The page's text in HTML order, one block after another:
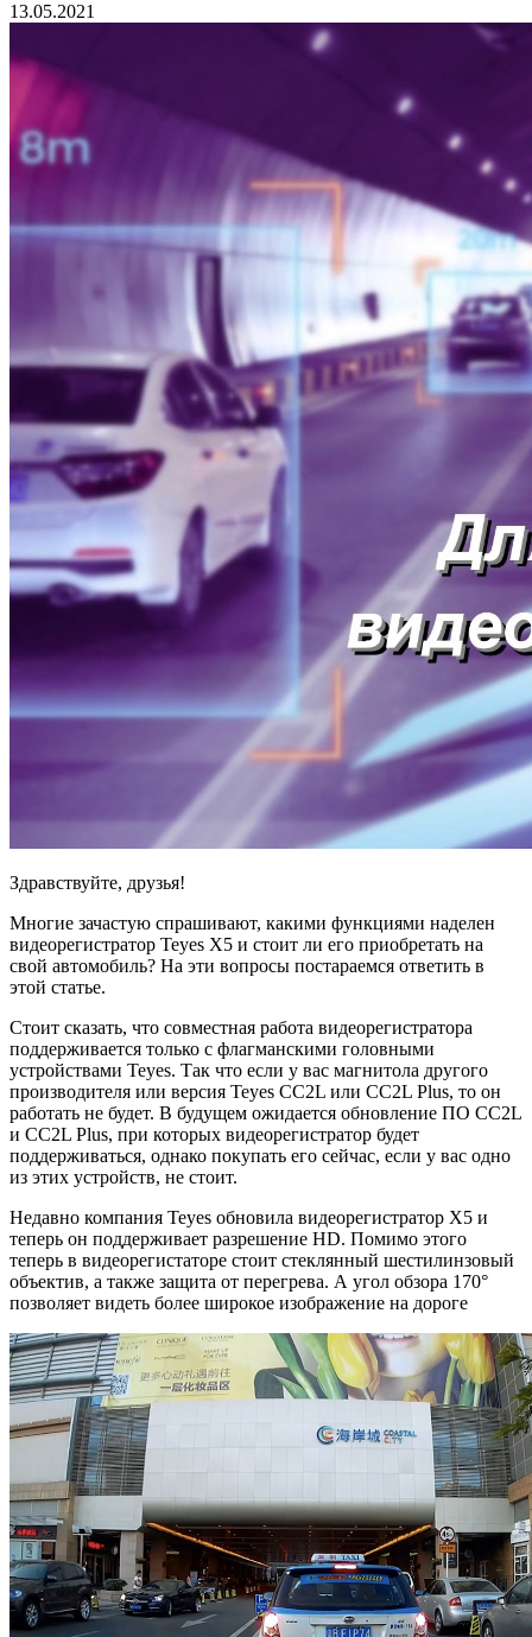
13.05.2021
Здравствуйте, друзья!
Многие зачастую спрашивают, какими функциями наделен
видеорегистратор Teyes X5 и стоит ли его приобретать на
свой автомобиль? На эти вопросы постараемся ответить в
этой статье.
Стоит сказать, что совместная работа видеорегистратора
поддерживается только с флагманскими головными
устройствами Teyes. Так что если у вас магнитола другого
производителя или версия Teyes CC2L или CC2L Plus, то он
работать не будет. В будущем ожидается обновление ПО CC2L
и CC2L Plus, при которых видеорегистратор будет
поддерживаться, однако покупать его сейчас, если у вас одно
из этих устройств, не стоит.
Недавно компания Teyes обновила видеорегистратор X5 и
теперь он поддерживает разрешение HD. Помимо этого
теперь в видеорегистаторе стоит стеклянный шестилинзовый
объектив, а также защита от перегрева. А угол обзора 170°
позволяет видеть более широкое изображение на дороге